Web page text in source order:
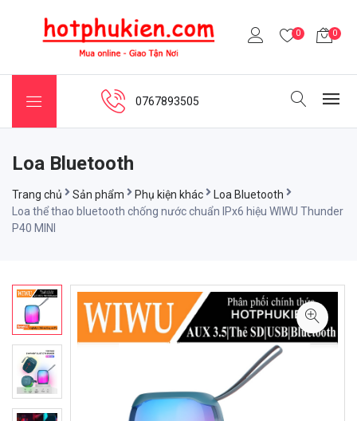
0 0
0767893505
Loa Bluetooth
Trang chủ Sản phẩm Phụ kiện khác
Loa Bluetooth
Loa thể thao bluetooth chống nước chuẩn IPx6 hiệu WIWU Thunder
P40 MINI